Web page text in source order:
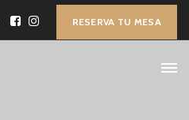
RESERVA TU MESA